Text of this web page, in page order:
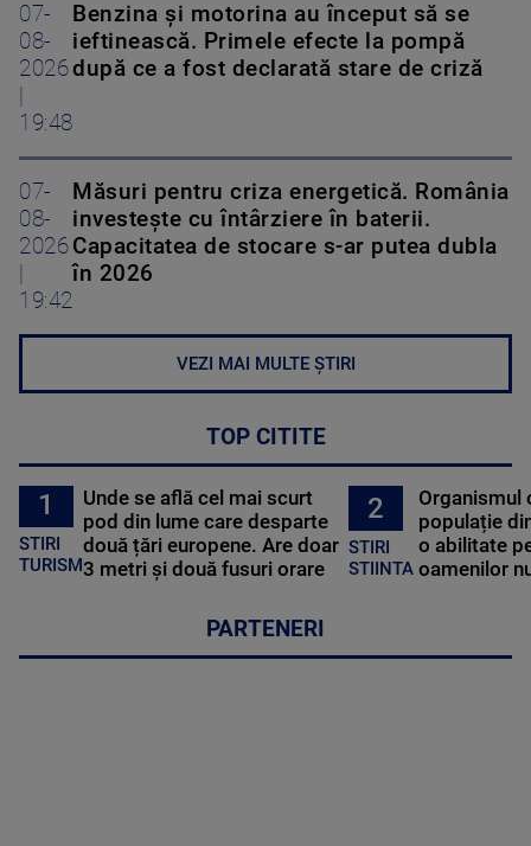
07-
08-
2026
19:48
Benzina și motorina au început să se
ieftinească. Primele efecte la pompă
după ce a fost declarată stare de criză
07-
08-
2026
19:42
Măsuri pentru criza energetică. România
investește cu întârziere în baterii.
Capacitatea de stocare s-ar putea dubla
în 2026
VEZI MAI MULTE ȘTIRI
TOP CITITE
1
STIRI
TURISM
Unde se află cel mai scurt
pod din lume care desparte
două țări europene. Are doar
3 metri și două fusuri orare
2
STIRI
STIINTA
Organismul
populație
o abilitate
oamenilor
PARTENERI